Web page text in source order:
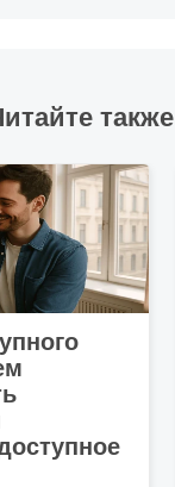
также